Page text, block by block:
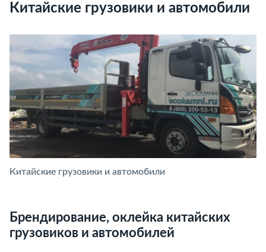
Китайские грузовики и автомобили
Китайские грузовики и автомобили
Брендирование, оклейка китайских
грузовиков и автомобилей